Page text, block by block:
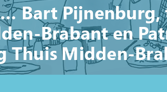
Bart
Brabant en
Thuis Midden-